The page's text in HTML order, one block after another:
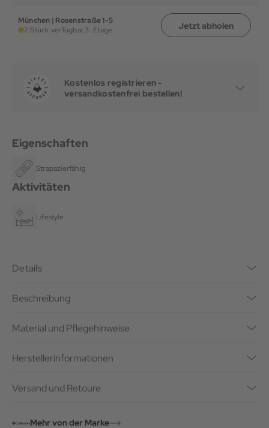
München | Rosenstraße 1-5
2 Stück verfügbar,3. Etage Jetzt abholen
Kostenlos registrieren -
versandkostenfrei bestellen!
Eigenschaften
Strapazierfähig
Aktivitäten
Lifestyle
Details
Beschreibung
Material und Pflegehinweise
Herstellerinformationen
Versand und Retoure
Mehr von der Marke